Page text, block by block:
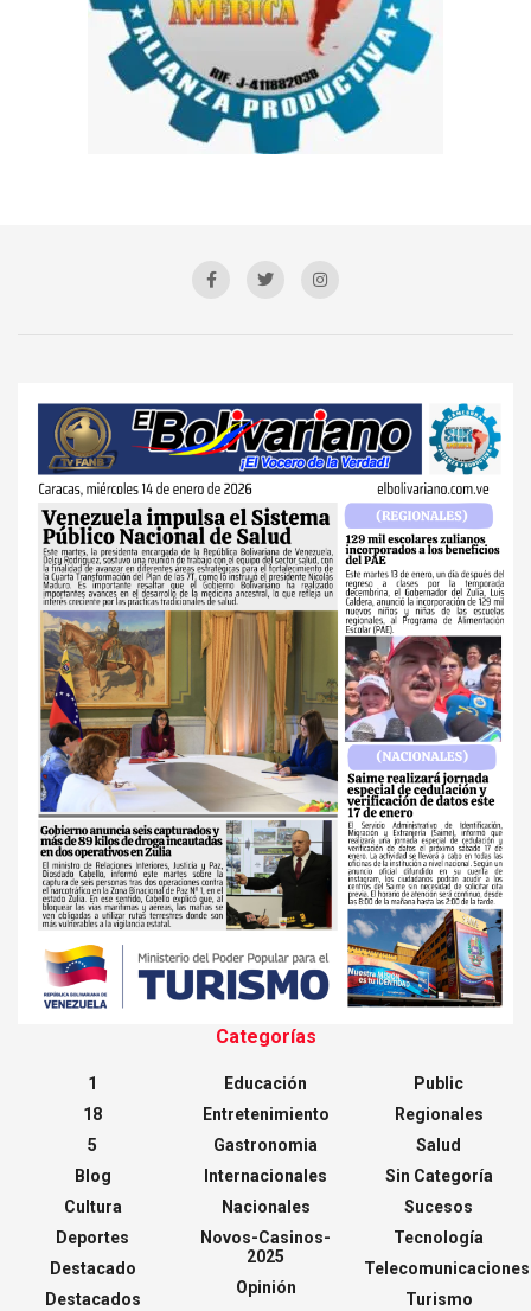
Categorías
1
18
5
Blog
Cultura
Deportes
Destacado
Destacados
Educación
Entretenimiento
Gastronomia
Internacionales
Nacionales
Novos-Casinos-
2025
Opinión
Public
Regionales
Salud
Sin Categoría
Sucesos
Tecnología
Telecomunicaciones
Turismo